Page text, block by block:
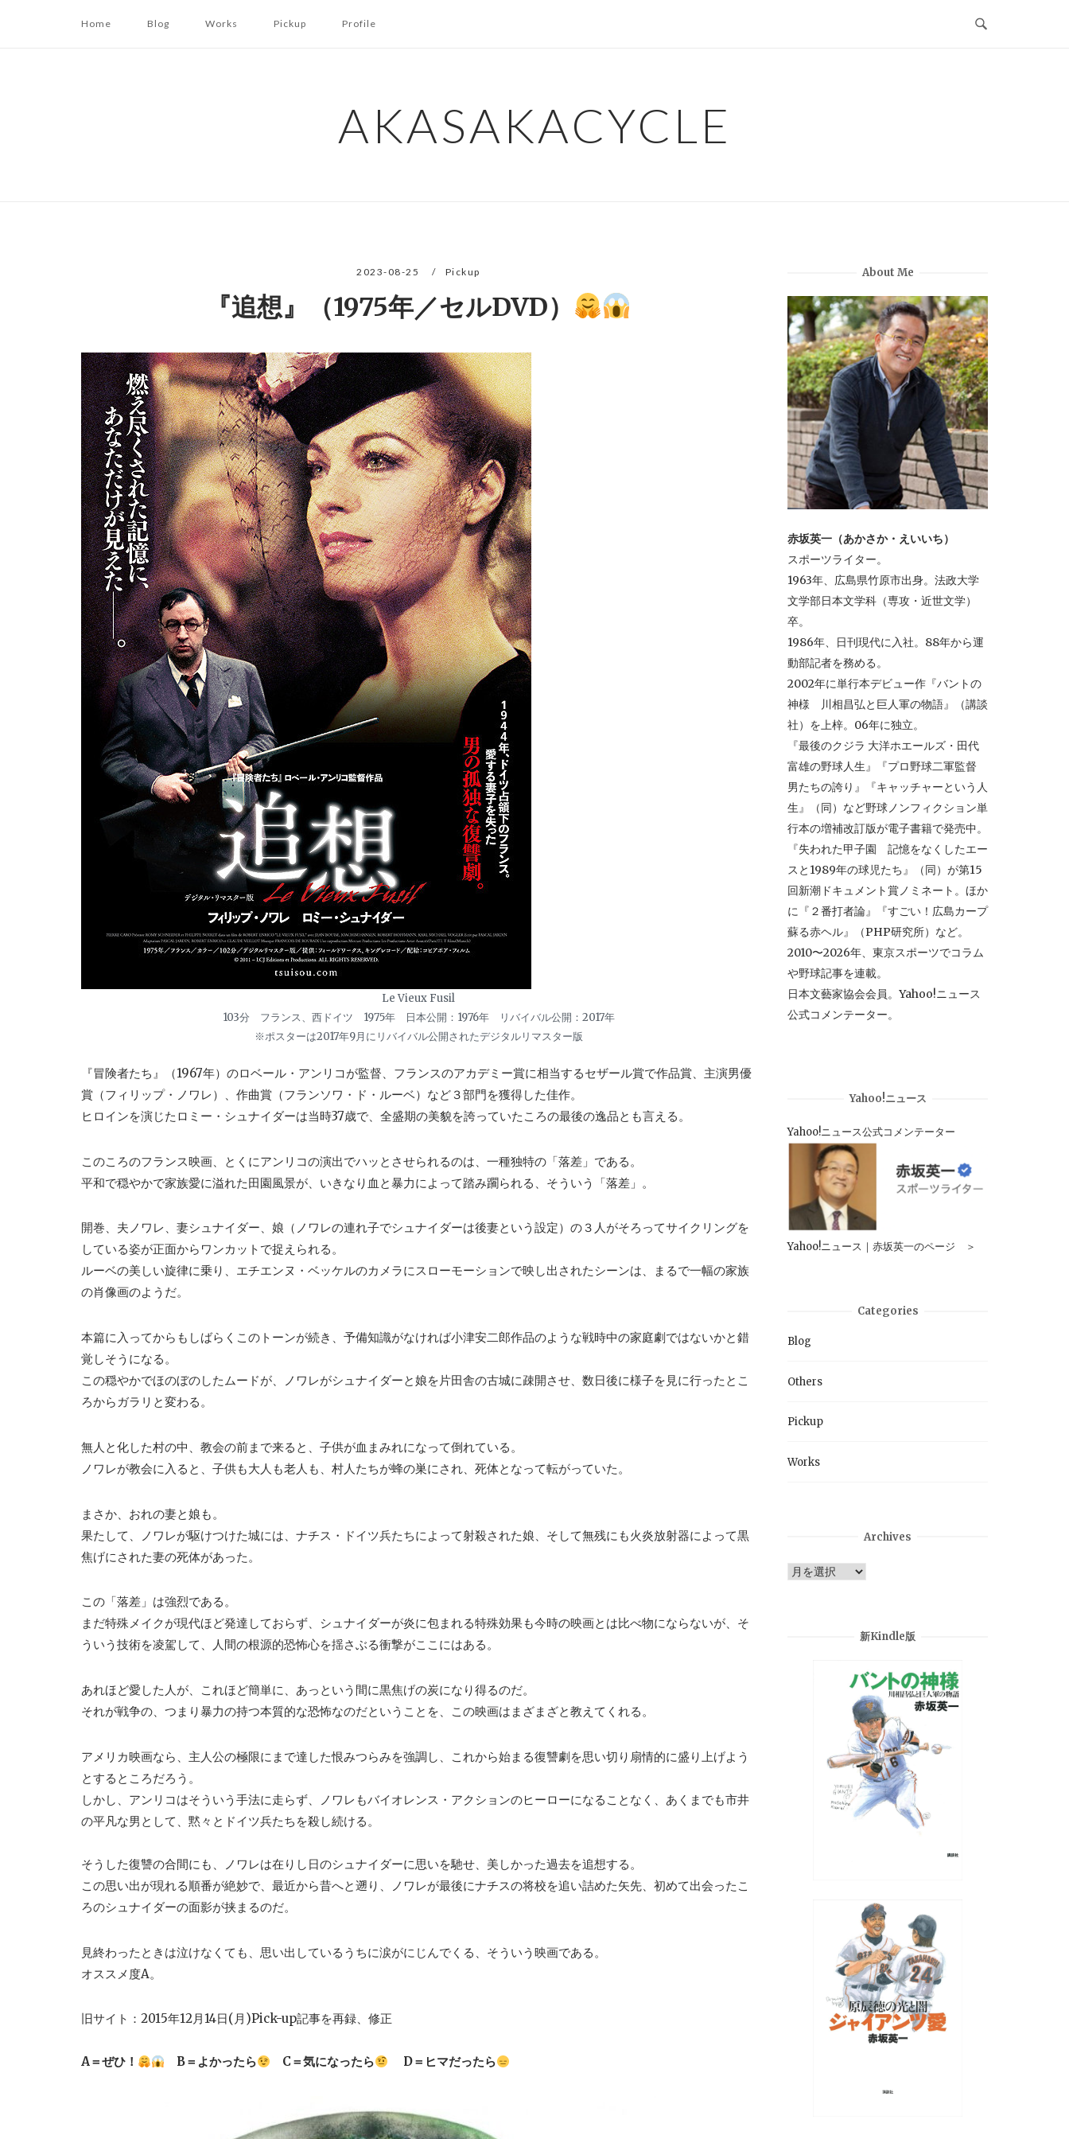
Home Blog Works Pickup Profile
AKASAKACYCLE
2023-08-25 Pickup
『追想』（1975年／セルDVD）
Le Vieux Fusil
103分 フランス、西ドイツ 1975年 日本公開：1976年 リバイバル公開：2017年
※ポスターは2017年9月にリバイバル公開されたデジタルリマスター版
『冒険者たち』（1967年）のロベール・アンリコが監督、フランスのアカデミー賞に相当するセザール賞で作品賞、主演男優
賞（フィリップ・ノワレ）、作曲賞（フランソワ・ド・ルーベ）など３部門を獲得した佳作。
ヒロインを演じたロミー・シュナイダーは当時37歳で、全盛期の美貌を誇っていたころの最後の逸品とも言える。
このころのフランス映画、とくにアンリコの演出でハッとさせられるのは、一種独特の「落差」である。
平和で穏やかで家族愛に溢れた田園風景が、いきなり血と暴力によって踏み躙られる、そういう「落差」。
開巻、夫ノワレ、妻シュナイダー、娘（ノワレの連れ子でシュナイダーは後妻という設定）の３人がそろってサイクリングを
している姿が正面からワンカットで捉えられる。
ルーベの美しい旋律に乗り、エチエンヌ・ベッケルのカメラにスローモーションで映し出されたシーンは、まるで一幅の家族
の肖像画のようだ。
本篇に入ってからもしばらくこのトーンが続き、予備知識がなければ小津安二郎作品のような戦時中の家庭劇ではないかと錯
覚しそうになる。
この穏やかでほのぼのしたムードが、ノワレがシュナイダーと娘を片田舎の古城に疎開させ、数日後に様子を見に行ったとこ
ろからガラリと変わる。
無人と化した村の中、教会の前まで来ると、子供が血まみれになって倒れている。
ノワレが教会に入ると、子供も大人も老人も、村人たちが蜂の巣にされ、死体となって転がっていた。
まさか、おれの妻と娘も。
果たして、ノワレが駆けつけた城には、ナチス・ドイツ兵たちによって射殺された娘、そして無残にも火炎放射器によって黒
焦げにされた妻の死体があった。
この「落差」は強烈である。
まだ特殊メイクが現代ほど発達しておらず、シュナイダーが炎に包まれる特殊効果も今時の映画とは比べ物にならないが、そ
ういう技術を凌駕して、人間の根源的恐怖心を揺さぶる衝撃がここにはある。
あれほど愛した人が、これほど簡単に、あっという間に黒焦げの炭になり得るのだ。
それが戦争の、つまり暴力の持つ本質的な恐怖なのだということを、この映画はまざまざと教えてくれる。
アメリカ映画なら、主人公の極限にまで達した恨みつらみを強調し、これから始まる復讐劇を思い切り扇情的に盛り上げよう
とするところだろう。
しかし、アンリコはそういう手法に走らず、ノワレもバイオレンス・アクションのヒーローになることなく、あくまでも市井
の平凡な男として、黙々とドイツ兵たちを殺し続ける。
そうした復讐の合間にも、ノワレは在りし日のシュナイダーに思いを馳せ、美しかった過去を追想する。
この思い出が現れる順番が絶妙で、最近から昔へと遡り、ノワレが最後にナチスの将校を追い詰めた矢先、初めて出会ったこ
ろのシュナイダーの面影が挟まるのだ。
見終わったときは泣けなくても、思い出しているうちに涙がにじんでくる、そういう映画である。
オススメ度A。
旧サイト：2015年12月14日(月)Pick-up記事を再録、修正
A＝ぜひ！ B＝よかったら C＝気になったら D＝ヒマだったら
About Me
赤坂英一（あかさか・えいいち）
スポーツライター。
1963年、広島県竹原市出身。法政大学
文学部日本文学科（専攻・近世文学）
卒。
1986年、日刊現代に入社。88年から運
動部記者を務める。
2002年に単行本デビュー作『バントの
神様 川相昌弘と巨人軍の物語』（講談
社）を上梓。06年に独立。
『最後のクジラ 大洋ホエールズ・田代
富雄の野球人生』『プロ野球二軍監督
男たちの誇り』『キャッチャーという人
生』（同）など野球ノンフィクション単
行本の増補改訂版が電子書籍で発売中。
『失われた甲子園 記憶をなくしたエー
スと1989年の球児たち』（同）が第15
回新潮ドキュメント賞ノミネート。ほか
に『２番打者論』『すごい！広島カープ
蘇る赤ヘル』（PHP研究所）など。
2010〜2026年、東京スポーツでコラム
や野球記事を連載。
日本文藝家協会会員。Yahoo!ニュース
公式コメンテーター。
Yahoo!ニュース
Yahoo!ニュース公式コメンテーター
Yahoo!ニュース｜赤坂英一のページ ＞
Categories
Blog
Others
Pickup
Works
Archives
Archives
新Kindle版